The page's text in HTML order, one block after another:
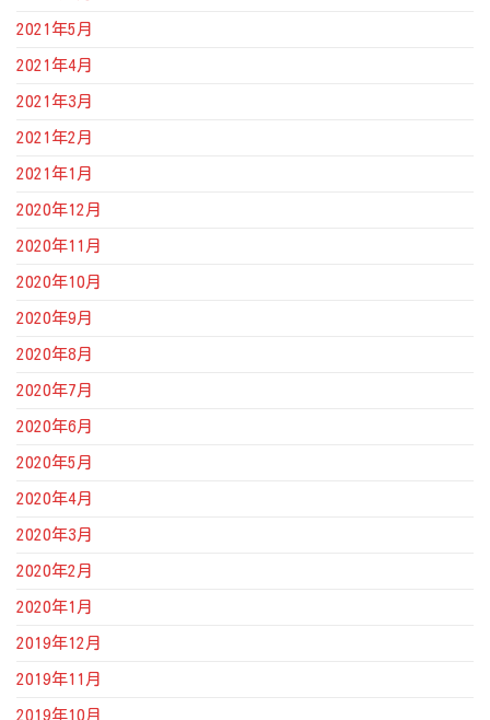
2021年5月
2021年4月
2021年3月
2021年2月
2021年1月
2020年12月
2020年11月
2020年10月
2020年9月
2020年8月
2020年7月
2020年6月
2020年5月
2020年4月
2020年3月
2020年2月
2020年1月
2019年12月
2019年11月
2019年10月